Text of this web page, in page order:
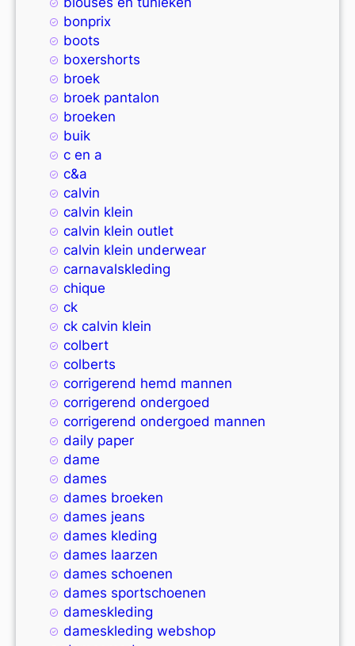
bonprix
boots
boxershorts
broek
broek pantalon
broeken
buik
c en a
c&a
calvin
calvin klein
calvin klein outlet
calvin klein underwear
carnavalskleding
chique
ck
ck calvin klein
colbert
colberts
corrigerend hemd mannen
corrigerend ondergoed
corrigerend ondergoed mannen
daily paper
dame
dames
dames broeken
dames jeans
dames kleding
dames laarzen
dames schoenen
dames sportschoenen
dameskleding
dameskleding webshop